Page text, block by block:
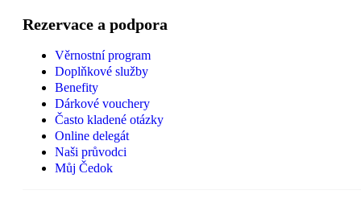
Rezervace a podpora
Věrnostní program
Doplňkové služby
Benefity
Dárkové vouchery
Často kladené otázky
Online delegát
Naši průvodci
Můj Čedok